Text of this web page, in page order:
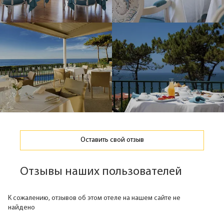
Оставить свой отзыв
Отзывы наших пользователей
К сожалению, отзывов об этом отеле на нашем сайте не
найдено